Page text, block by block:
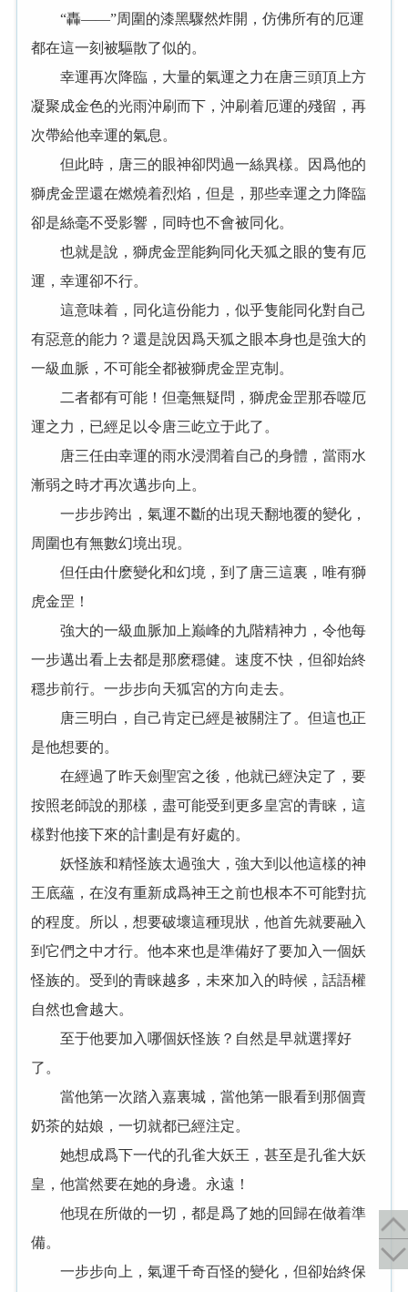
“轟——”周圍的漆黑驟然炸開，仿佛所有的厄運
都在這一刻被驅散了似的。
幸運再次降臨，大量的氣運之力在唐三頭頂上方
凝聚成金色的光雨沖刷而下，沖刷着厄運的殘留，再
次帶給他幸運的氣息。
但此時，唐三的眼神卻閃過一絲異樣。因爲他的
獅虎金罡還在燃燒着烈焰，但是，那些幸運之力降臨
卻是絲毫不受影響，同時也不會被同化。
也就是說，獅虎金罡能夠同化天狐之眼的隻有厄
運，幸運卻不行。
這意味着，同化這份能力，似乎隻能同化對自己
有惡意的能力？還是說因爲天狐之眼本身也是強大的
一級血脈，不可能全都被獅虎金罡克制。
二者都有可能！但毫無疑問，獅虎金罡那吞噬厄
運之力，已經足以令唐三屹立于此了。
唐三任由幸運的雨水浸潤着自己的身體，當雨水
漸弱之時才再次邁步向上。
一步步跨出，氣運不斷的出現天翻地覆的變化，
周圍也有無數幻境出現。
但任由什麽變化和幻境，到了唐三這裏，唯有獅
虎金罡！
強大的一級血脈加上巅峰的九階精神力，令他每
一步邁出看上去都是那麽穩健。速度不快，但卻始終
穩步前行。一步步向天狐宮的方向走去。
唐三明白，自己肯定已經是被關注了。但這也正
是他想要的。
在經過了昨天劍聖宮之後，他就已經決定了，要
按照老師說的那樣，盡可能受到更多皇宮的青睐，這
樣對他接下來的計劃是有好處的。
妖怪族和精怪族太過強大，強大到以他這樣的神
王底蘊，在沒有重新成爲神王之前也根本不可能對抗
的程度。所以，想要破壞這種現狀，他首先就要融入
到它們之中才行。他本來也是準備好了要加入一個妖
怪族的。受到的青睐越多，未來加入的時候，話語權
自然也會越大。
至于他要加入哪個妖怪族？自然是早就選擇好
了。
當他第一次踏入嘉裏城，當他第一眼看到那個賣
奶茶的姑娘，一切就都已經注定。
她想成爲下一代的孔雀大妖王，甚至是孔雀大妖
皇，他當然要在她的身邊。永遠！
他現在所做的一切，都是爲了她的回歸在做着準
備。
一步步向上，氣運千奇百怪的變化，但卻始終保